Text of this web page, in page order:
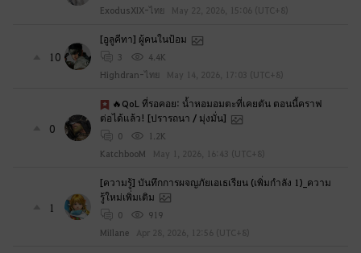
ExodusXIX-ไทย
May 22, 2026, 15:06 (UTC+8)
10
[อูลูคีทา] ผู้คนในป้อม
3
4.4K
Highdran-ไทย
May 14, 2026, 17:03 (UTC+8)
0
🔥QoL ที่รอคอย: น้ำหอมอมตะที่เคยตัน ตอนนี้คราฟ
ต่อได้แล้ว! [ปรารถนา / มุ่งมั่น]
0
1.2K
KatchbooM
May 1, 2026, 16:43 (UTC+8)
1
[ความรู้] บันทึกการผจญภัยเอเธเรียน (เพิ่มกำลัง 1)_ความ
รู้ใหม่เพิ่มเติม
0
919
MiIlane
Apr 28, 2026, 12:56 (UTC+8)